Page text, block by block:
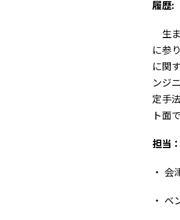
履歴:
生
に参
に関
ンジ
定手
ト面
担当
・
・